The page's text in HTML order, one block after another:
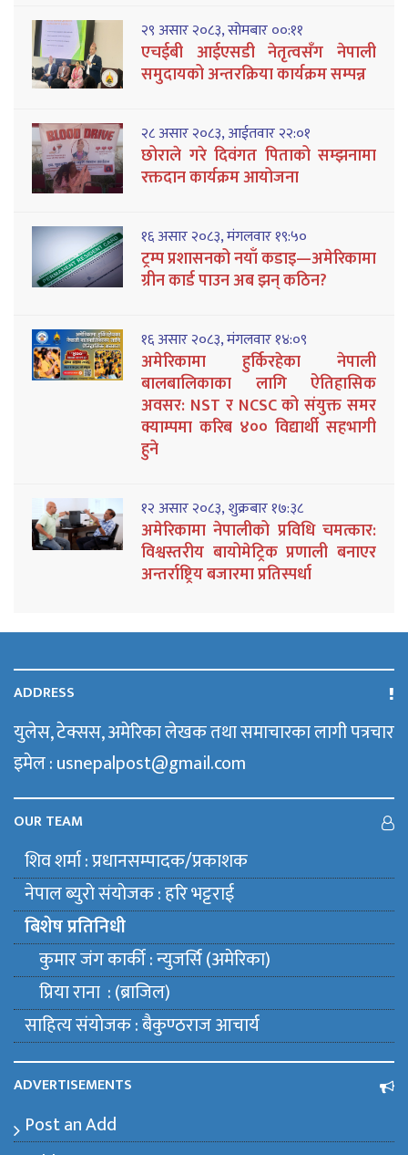
२९ असार २०८३, सोमबार ००:११
एचईबी आईएसडी नेतृत्वसँग नेपाली
समुदायको अन्तरक्रिया कार्यक्रम सम्पन्न
२८ असार २०८३, आईतवार २२:०१
छोराले गरे दिवंगत पिताको सम्झनामा
रक्तदान कार्यक्रम आयोजना
१६ असार २०८३, मंगलवार १९:५०
ट्रम्प प्रशासनको नयाँ कडाइ—अमेरिकामा
ग्रीन कार्ड पाउन अब झन् कठिन?
१६ असार २०८३, मंगलवार १४:०९
अमेरिकामा हुर्किरहेका नेपाली
बालबालिकाका लागि ऐतिहासिक
अवसर: NST र NCSC को संयुक्त समर
क्याम्पमा करिब ४०० विद्यार्थी सहभागी
हुने
१२ असार २०८३, शुक्रबार १७:३८
अमेरिकामा नेपालीको प्रविधि चमत्कार:
विश्वस्तरीय बायोमेट्रिक प्रणाली बनाएर
अन्तर्राष्ट्रिय बजारमा प्रतिस्पर्धा
ADDRESS
युलेस, टेक्सस, अमेरिका लेखक तथा समाचारका लागी पत्रचार
इमेल : usnepalpost@gmail.com
OUR TEAM
शिव शर्मा : प्रधानसम्पादक/प्रकाशक
नेपाल ब्युराे संयाेजक : हरि भट्टराई
बिशेष प्रतिनिधी
कुमार जंग कार्की : न्युजर्सि (अमेरिका)
प्रिया राना : (ब्राजिल)
साहित्य संयाेजक : बैकुण्ठराज आचार्य
ADVERTISEMENTS
Post an Add